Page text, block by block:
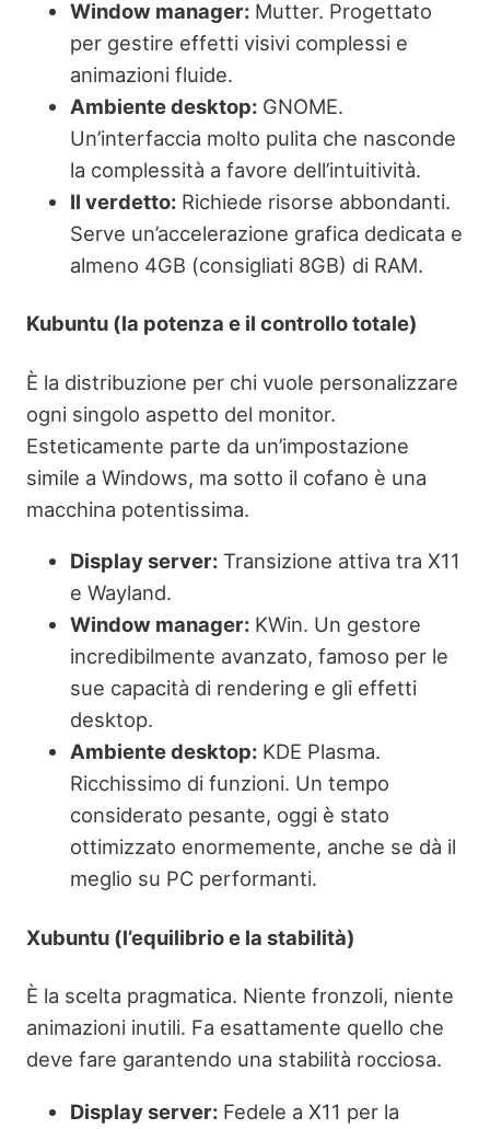
Window manager: Mutter. Progettato
per gestire effetti visivi complessi e
animazioni fluide.
Ambiente desktop: GNOME.
Un’interfaccia molto pulita che nasconde
la complessità a favore dell’intuitività.
Il verdetto: Richiede risorse abbondanti.
Serve un’accelerazione grafica dedicata e
almeno 4GB (consigliati 8GB) di RAM.
Kubuntu (la potenza e il controllo totale)
È la distribuzione per chi vuole personalizzare
ogni singolo aspetto del monitor.
Esteticamente parte da un’impostazione
simile a Windows, ma sotto il cofano è una
macchina potentissima.
Display server: Transizione attiva tra X11
e Wayland.
Window manager: KWin. Un gestore
incredibilmente avanzato, famoso per le
sue capacità di rendering e gli effetti
desktop.
Ambiente desktop: KDE Plasma.
Ricchissimo di funzioni. Un tempo
considerato pesante, oggi è stato
ottimizzato enormemente, anche se dà il
meglio su PC performanti.
Xubuntu (l’equilibrio e la stabilità)
È la scelta pragmatica. Niente fronzoli, niente
animazioni inutili. Fa esattamente quello che
deve fare garantendo una stabilità rocciosa.
Display server: Fedele a X11 per la